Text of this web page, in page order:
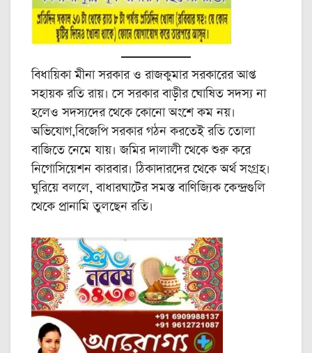
বিধায়িকা মীনা সরকার ও রাজকুমার সরকারের আপ্ত
সহায়ক রতি রায়। সে সরকার বাড়ীর ঘোষিত সদস্য না
হলেও সদস্যদের থেকে কোনো অংশে কম নয়।
অভিযোগ,বিজেপি সরকার গঠন করতেই রতি তোলা
বাজিতে নেমে যায়। জমির দালালী থেকে শুরু করে
নিগোসিয়েশন কারবার। ঠিকাদারদের থেকে অর্থ সংগ্রহ।
ঘুরিয়ে বললে, বাধারঘাটের সমস্ত বাণিজ্যিক কেন্দ্রগুলি
থেকে প্রানামি তুলছেন রতি।